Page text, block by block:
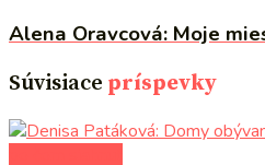
Alena Oravcová: Moje
Súvisiace príspevky